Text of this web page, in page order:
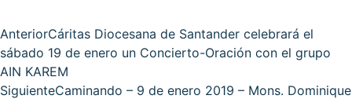
AnteriorCáritas Diocesana de Santander celebrará el
sábado 19 de enero un Concierto-Oración con el grupo
AIN KAREM
SiguienteCaminando – 9 de enero 2019 – Mons. Dominique